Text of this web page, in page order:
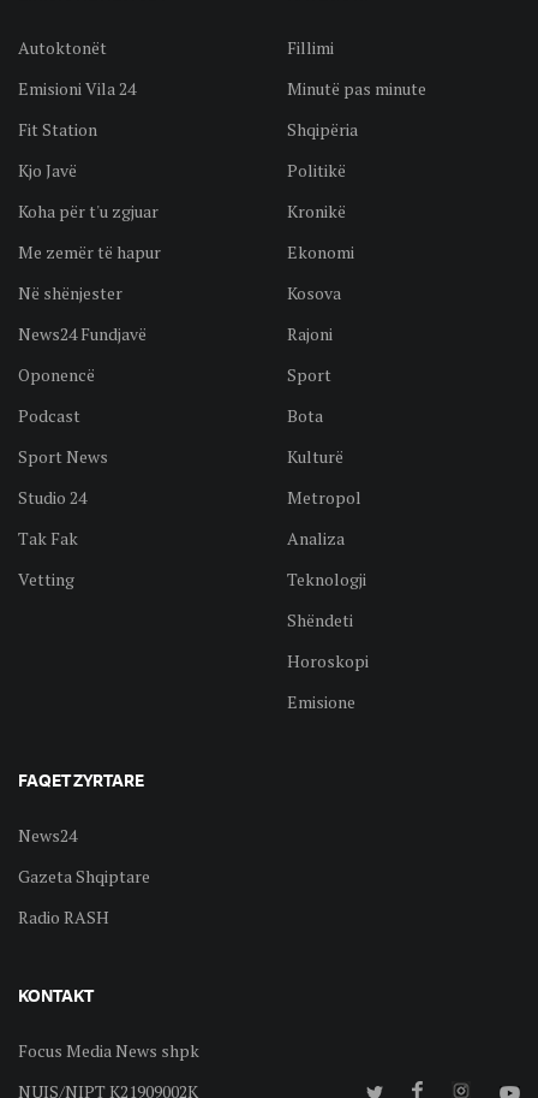
Autoktonët
Emisioni Vila 24
Fit Station
Kjo Javë
Koha për t'u zgjuar
Me zemër të hapur
Në shënjester
News24 Fundjavë
Oponencë
Podcast
Sport News
Studio 24
Tak Fak
Vetting
Fillimi
Minutë pas minute
Shqipëria
Politikë
Kronikë
Ekonomi
Kosova
Rajoni
Sport
Bota
Kulturë
Metropol
Analiza
Teknologji
Shëndeti
Horoskopi
Emisione
FAQET ZYRTARE
News24
Gazeta Shqiptare
Radio RASH
KONTAKT
Focus Media News shpk
NUIS/NIPT K21909002K